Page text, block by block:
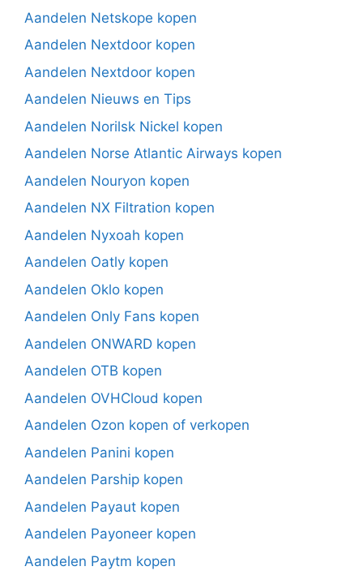
Aandelen Netskope kopen
Aandelen Nextdoor kopen
Aandelen Nextdoor kopen
Aandelen Nieuws en Tips
Aandelen Norilsk Nickel kopen
Aandelen Norse Atlantic Airways kopen
Aandelen Nouryon kopen
Aandelen NX Filtration kopen
Aandelen Nyxoah kopen
Aandelen Oatly kopen
Aandelen Oklo kopen
Aandelen Only Fans kopen
Aandelen ONWARD kopen
Aandelen OTB kopen
Aandelen OVHCloud kopen
Aandelen Ozon kopen of verkopen
Aandelen Panini kopen
Aandelen Parship kopen
Aandelen Payaut kopen
Aandelen Payoneer kopen
Aandelen Paytm kopen